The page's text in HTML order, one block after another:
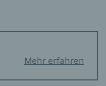
Mehr erfahren